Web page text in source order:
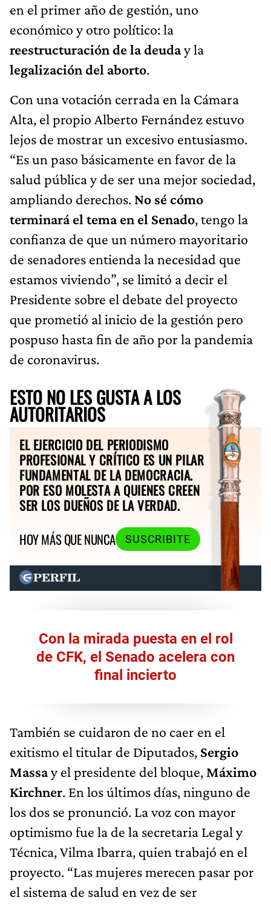
en el primer año de gestión, uno
económico y otro político: la
reestructuración de la deuday la
legalización del aborto.
Con una votación cerrada en la Cámara
Alta, el propio Alberto Fernández estuvo
lejos de mostrar un excesivo entusiasmo.
“Es un paso básicamente en favor de la
salud pública y de ser una mejor sociedad,
ampliando derechos. No sé cómo
terminará el tema en el Senado, tengo la
confianza de que un número mayoritario
de senadores entienda la necesidad que
estamos viviendo”, se limitó a decir el
Presidente sobre el debate del proyecto
que prometió al inicio de la gestión pero
pospuso hasta fin de año por la pandemia
de coronavirus.
ESTO NO LES GUSTA A LOS
AUTORITARIOS
EL EJERCICIO DEL PERIODISMO
PROFESIONAL Y CRÍTICO ES UN PILAR
FUNDAMENTAL DE LA DEMOCRACIA.
POR ESO MOLESTA A QUIENES CREEN
SER LOS DUEÑOS DE LA VERDAD.
HOY MÁS QUE NUNCA
SUSCRIBITE
Con la mirada puesta en el rol
de CFK, el Senado acelera con
final incierto
También se cuidaron de no caer en el
exitismo el titular de Diputados, Sergio
Massay el presidente del bloque, Máximo
Kirchner. En los últimos días, ninguno de
los dos se pronunció. La voz con mayor
optimismo fue la de la secretaria Legal y
Técnica, Vilma Ibarra, quien trabajó en el
proyecto. “Las mujeres merecen pasar por
el sistema de salud en vez de ser